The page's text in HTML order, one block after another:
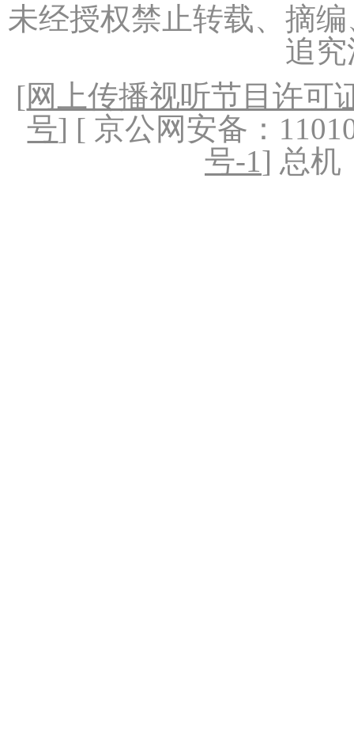
未经授权禁止转载、摘
追
[网上传播视听节目许可
号] [ 京公网安备：
号-1] 总机